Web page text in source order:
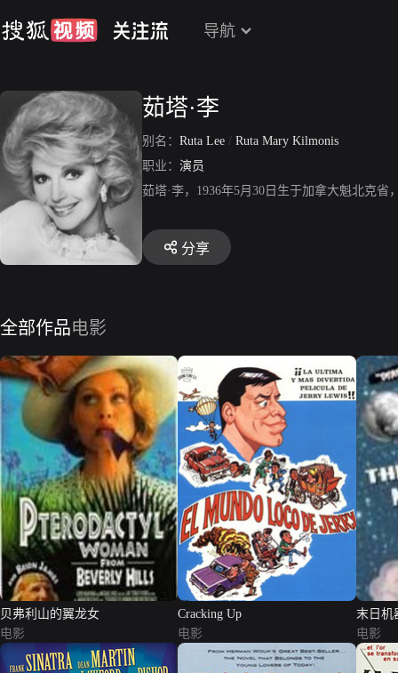
导航
茹塔·李
别名： Ruta Lee / Ruta Mary Kilmonis
职业： 演员
茹塔·李，1936年5月30日生于加拿大魁北克
分享
全部作品电影
贝弗利山的翼龙女
电影
Cracking Up
电影
末日机
电影